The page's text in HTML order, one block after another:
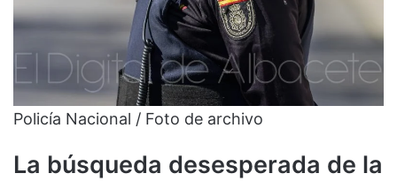
Policía Nacional / Foto de archivo
La búsqueda desesperada de la